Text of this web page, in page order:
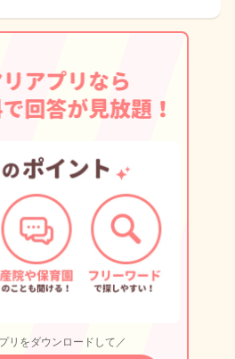
リをダウンロードして／